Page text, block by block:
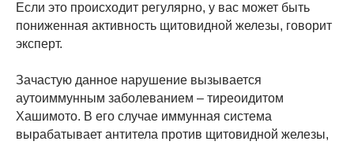
Если это происходит регулярно, у вас может быть
пониженная активность щитовидной железы, говорит
эксперт.
Зачастую данное нарушение вызывается
аутоиммунным заболеванием – тиреоидитом
Хашимото. В его случае иммунная система
вырабатывает антитела против щитовидной железы,